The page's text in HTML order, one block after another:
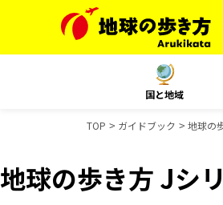
国と地域
TOP ガイドブック 地球の
地球の歩き方 Jシ